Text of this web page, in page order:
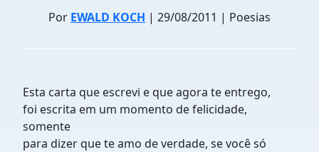
Por EWALD KOCH | 29/08/2011 | Poesias
Esta carta que escrevi e que agora te entrego,
foi escrita em um momento de felicidade,
somente
para dizer que te amo de verdade, se você só